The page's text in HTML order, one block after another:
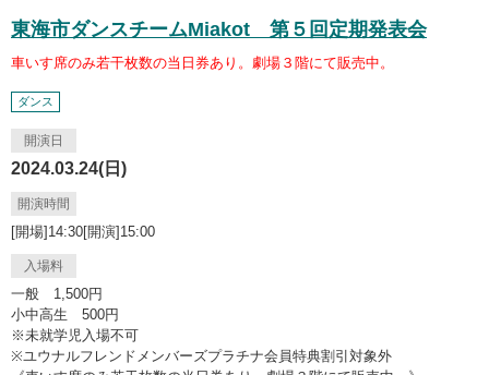
東海市ダンスチームMiakot 第５回定期発表会
車いす席のみ若干枚数の当日券あり。劇場３階にて販売中。
ダンス
開演日
2024.03.24(日)
開演時間
[開場]14:30[開演]15:00
入場料
一般 1,500円
小中高生 500円
※未就学児入場不可
※ユウナルフレンドメンバーズプラチナ会員特典割引対象外